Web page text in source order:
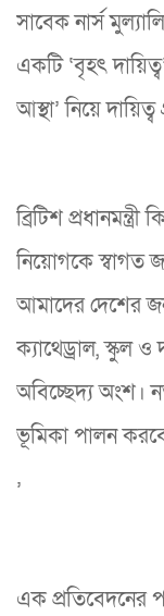
সাবেক নার্স
একটি ‘বৃহৎ
আস্থা’ নিয়ে
ব্রিটিশ
নিয়োগকে স্বাগত
আমাদের দেশের
ক্যাথেড্রাল, স্কুল
অবিচ্ছেদ্য অংশ।
ভূমিকা পালন
’
এক প্রতিবেদনের